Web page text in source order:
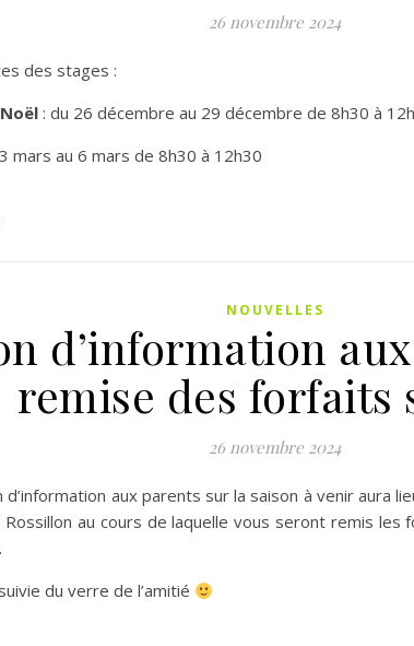
26 novembre 2024
des stages :
: du 26 décembre au 29 décembre de 8h30 à
mars au 6 mars de 8h30 à 12h30
NOUVELLES
d’information
remise des forfaits
26 novembre 2024
d’information aux parents sur la saison à venir aura
Rossillon au cours de laquelle vous seront remis
du verre de l’amitié